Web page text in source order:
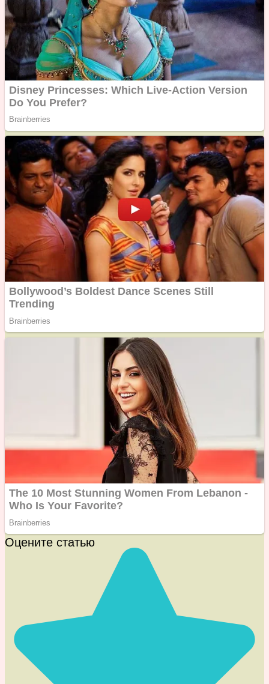
Оцените статью